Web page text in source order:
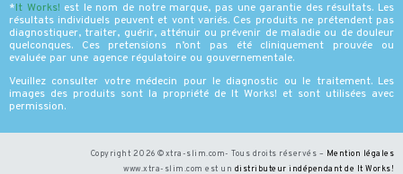
*It Works! est le nom de notre marque, pas une garantie des résultats. Les
résultats individuels peuvent et vont variés. Ces produits ne prétendent pas
diagnostiquer, traiter, guérir, atténuir ou prévenir de maladie ou de douleur
quelconques. Ces pretensions n’ont pas été cliniquement prouvée ou
evaluée par une agence régulatoire ou gouvernementale.
Veuillez consulter votre médecin pour le diagnostic ou le traitement. Les
images des produits sont la propriété de It Works! et sont utilisées avec
permission.
Copyright 2026 ©xtra-slim.com- Tous droits réservés – Mention légales
www.xtra-slim.com est un distributeur indépendant de It Works!